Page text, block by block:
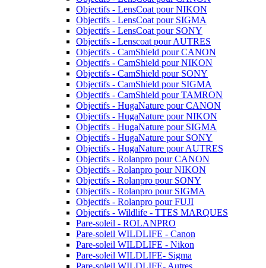
Objectifs - LensCoat pour NIKON
Objectifs - LensCoat pour SIGMA
Objectifs - LensCoat pour SONY
Objectifs - Lenscoat pour AUTRES
Objectifs - CamShield pour CANON
Objectifs - CamShield pour NIKON
Objectifs - CamShield pour SONY
Objectifs - CamShield pour SIGMA
Objectifs - CamShield pour TAMRON
Objectifs - HugaNature pour CANON
Objectifs - HugaNature pour NIKON
Objectifs - HugaNature pour SIGMA
Objectifs - HugaNature pour SONY
Objectifs - HugaNature pour AUTRES
Objectifs - Rolanpro pour CANON
Objectifs - Rolanpro pour NIKON
Objectifs - Rolanpro pour SONY
Objectifs - Rolanpro pour SIGMA
Objectifs - Rolanpro pour FUJI
Objectifs - Wildlife - TTES MARQUES
Pare-soleil - ROLANPRO
Pare-soleil WILDLIFE - Canon
Pare-soleil WILDLIFE - Nikon
Pare-soleil WILDLIFE- Sigma
Pare-soleil WILDLIFE- Autres